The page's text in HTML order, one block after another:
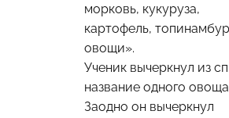
морковь, кукуруза,
картофель,
овощи».
Ученик вычеркнул из
название одного
Заодно он вычеркнул